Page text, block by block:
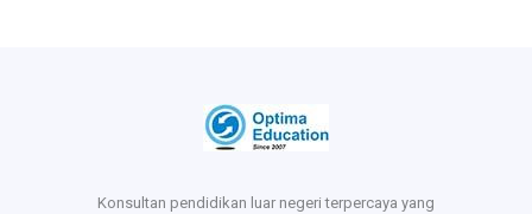
Konsultan pendidikan luar negeri terpercaya yang